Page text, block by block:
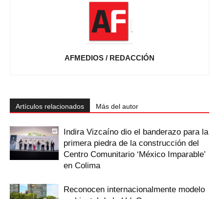
AFMEDIOS / REDACCIÓN
Artículos relacionados Más del autor
Indira Vizcaíno dio el banderazo para la
primera piedra de la construcción del
Centro Comunitario ‘México Imparable’
en Colima
Reconocen internacionalmente modelo